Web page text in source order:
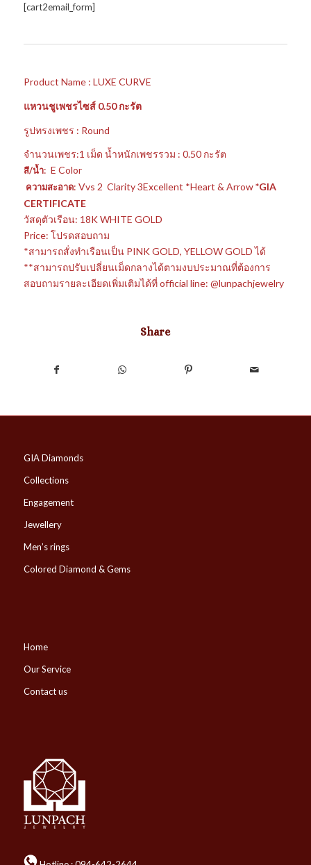
[cart2email_form]
Product Name : LUXE CURVE
แหวนชูเพชรไซส์ 0.50 กะรัต
รูปทรงเพชร : Round
จำนวนเพชร:1 เม็ด น้ำหนักเพชรรวม : 0.50 กะรัต
สี/น้ำ: E Color
ความสะอาด: Vvs 2 Clarity 3Excellent *Heart & Arrow*GIA
CERTIFICATE
วัสดุตัวเรือน: 18K WHITE GOLD
Price: โปรดสอบถาม
*สามารถสั่งทำเรือนเป็น PINK GOLD, YELLOW GOLD ได้
**สามารถปรับเปลี่ยนเม็ดกลางได้ตามงบประมาณที่ต้องการ
สอบถามรายละเอียดเพิ่มเติมได้ที่ official line: @lunpachjewelry
Share
GIA Diamonds
Collections
Engagement
Jewellery
Men’s rings
Colored Diamond & Gems
Home
Our Service
Contact us